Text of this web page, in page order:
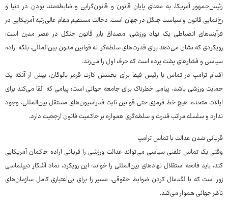
رئیس‌جمهور آمریکا، به معنای پایان قانون و قانون‌گرایی و ضابطه‌مند بودن در دنیا و
رخ‌نمایی قانون و سیاست جنگل در جهان است. دخالت مستقیم مقام عالی‌رتبه آمریکایی در
فرآیندهای انضباطی یک نهاد ورزشی، مصداق بارز قانون جنگل در عصر مدرن است؛
رویکردی که نشان می‌دهد برای قدرت‌های سلطه‌گر، نه قوانین مدون بین‌المللی، بلکه اراده
سیاسی و فشارهای پشت‌ پرده است که حرف اول را می‌زند.
اقدام ترامپ در تماس با رئیس فیفا برای بخشش کارت قرمز بالوگان، بیش از آنکه یک
حمایت ورزشی باشد، پیامی خطرناک برای جامعه جهانی است؛ پیامی که القا می‌کند برای
ایالات متحده، هیچ خط قرمزی حتی قوانین ثابت فدراسیون‌های مستقل بین‌المللی، وجود
ندارد و سلسله‌ مراتب قدرت و سلطه‌گری همواره بر حاکمیت قانون ارجحیت دارد.
قربانی شدن عدالت با تماس ترامپ
وقتی یک تماس تلفنی سیاسی می‌تواند عدالت ورزشی را قربانی اراده حاکمان آمریکایی
کند، باید فاتحه استقلال نهادهای بین‌المللی را خواند؛ این رویکرد، نماد آشکار دیپلماسی
زور است که با لگدمال کردن ضوابط حقوقی، مسیر را برای بی‌اعتباری کامل سازمان‌های
ناظر جهانی هموار می‌کند.